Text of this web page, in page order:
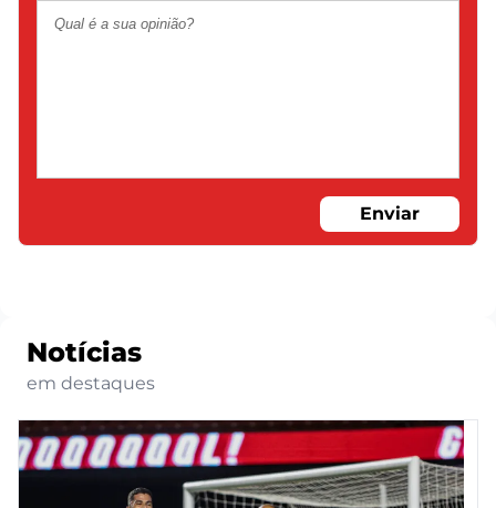
Enviar
Notícias
em destaques